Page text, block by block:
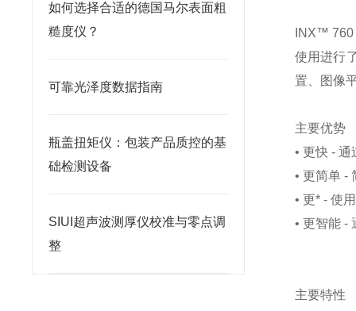
如何选择合适的德国马尔表面粗
糙度仪？
可靠光泽度数据指南
瓶盖扭矩仪：包装产品质控的基
础检测设备
SIUI超声波测厚仪校准与零点调
整
INX™
使用进行
置、图像
主要优势
• 更快 -
• 更简单 -
• 更* - 使
• 更智能 -
主要特性